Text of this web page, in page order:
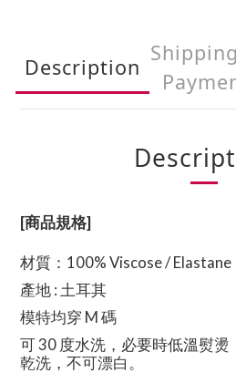
Description
[商品規格]
材質： 100% Viscose / Elastane
產地 : 土耳其
模特均穿 M 碼
可 30 度水洗，必要時低溫熨
乾洗，不可漂白。